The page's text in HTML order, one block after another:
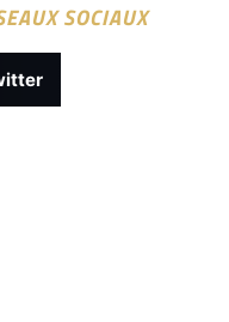
SOCIAUX